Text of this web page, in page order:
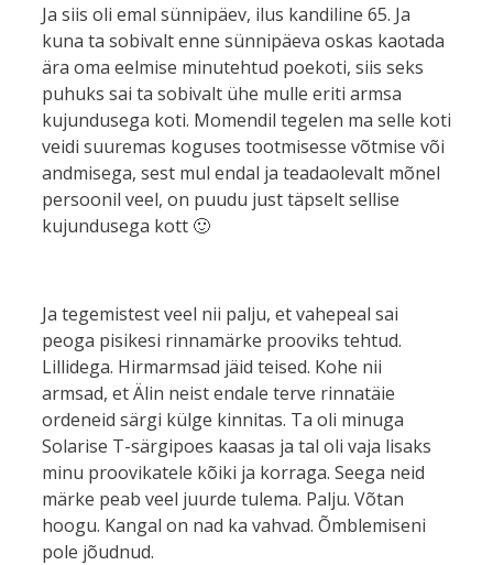
Ja siis oli emal sünnipäev, ilus kandiline 65. Ja
kuna ta sobivalt enne sünnipäeva oskas kaotada
ära oma eelmise minutehtud poekoti, siis seks
puhuks sai ta sobivalt ühe mulle eriti armsa
kujundusega koti. Momendil tegelen ma selle koti
veidi suuremas koguses tootmisesse võtmise või
andmisega, sest mul endal ja teadaolevalt mõnel
persoonil veel, on puudu just täpselt sellise
kujundusega kott 🙂
Ja tegemistest veel nii palju, et vahepeal sai
peoga pisikesi rinnamärke prooviks tehtud.
Lillidega. Hirmarmsad jäid teised. Kohe nii
armsad, et Älin neist endale terve rinnatäie
ordeneid särgi külge kinnitas. Ta oli minuga
Solarise T-särgipoes kaasas ja tal oli vaja lisaks
minu proovikatele kõiki ja korraga. Seega neid
märke peab veel juurde tulema. Palju. Võtan
hoogu. Kangal on nad ka vahvad. Õmblemiseni
pole jõudnud.